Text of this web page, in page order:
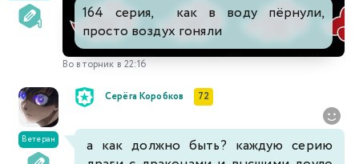
164 серия, как в воду пёрнули,
просто воздух гоняли
Во вторник в 22:16
Ветеран
Серёга Коробков 72
а как должно быть? каждую серию